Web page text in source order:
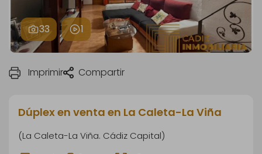
33 1
Imprimir Compartir
Dúplex en venta en La Caleta-La Viña
(La Caleta-La Viña. Cádiz Capital)